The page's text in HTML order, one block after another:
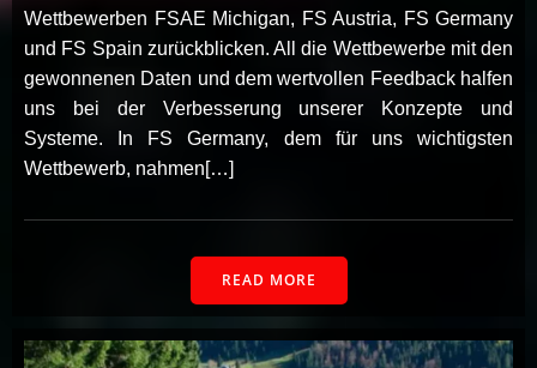
Wettbewerben FSAE Michigan, FS Austria, FS Germany
und FS Spain zurückblicken. All die Wettbewerbe mit den
gewonnenen Daten und dem wertvollen Feedback halfen
uns bei der Verbesserung unserer Konzepte und
Systeme. In FS Germany, dem für uns wichtigsten
Wettbewerb, nahmen[…]
READ MORE